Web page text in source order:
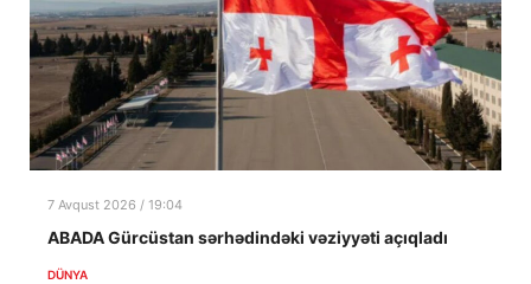
7 Avqust 2026 / 19:04
ABADA Gürcüstan sərhədindəki vəziyyəti açıqladı
DÜNYA